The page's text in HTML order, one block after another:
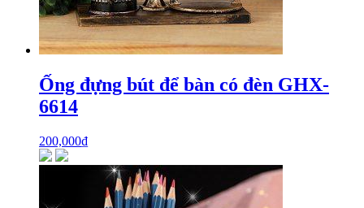
Ống đựng bút để bàn có đèn GHX-
6614
200,000₫